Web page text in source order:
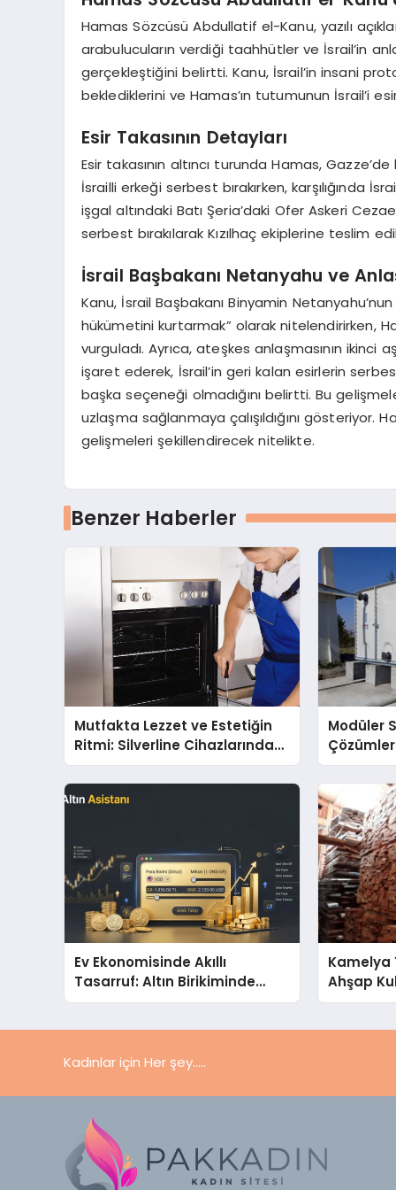
Hamas Sözcüsü Abdullatif el-Kanu, yazılı
arabulucuların verdiği taahhütler ve İsrail’in
gerçekleştiğini belirtti. Kanu, İsrail’in insani
beklediklerini ve Hamas’ın tutumunun İsrail’i esir
Esir Takasının Detayları
Esir takasının altıncı turunda Hamas,
İsrailli erkeği serbest bırakırken, karşılığında
işgal altındaki Batı Şeria’daki Ofer Askeri
serbest bırakılarak Kızılhaç ekiplerine teslim
İsrail Başbakanı Netanyahu ve
Kanu, İsrail Başbakanı Binyamin
hükümetini kurtarmak” olarak nitelendirirken,
vurguladı. Ayrıca, ateşkes anlaşmasının
işaret ederek, İsrail’in geri kalan esirlerin
başka seçeneği olmadığını belirtti. Bu
uzlaşma sağlanmaya çalışıldığını gösteriyor.
gelişmeleri şekillendirecek nitelikte.
Benzer Haberler
Mutfakta Lezzet ve Estetiğin
Ritmi: Silverline Cihazlarında
Dürüst Teknik Destek
Deneyimi
Modüler
Kalitenin
Ev Ekonomisinde Akıllı
Tasarruf: Altın Birikiminde
Pratik ve Güvenli Yöntemler
Kamelya
Ahşap
Seçim
Kadınlar için Her şey.....